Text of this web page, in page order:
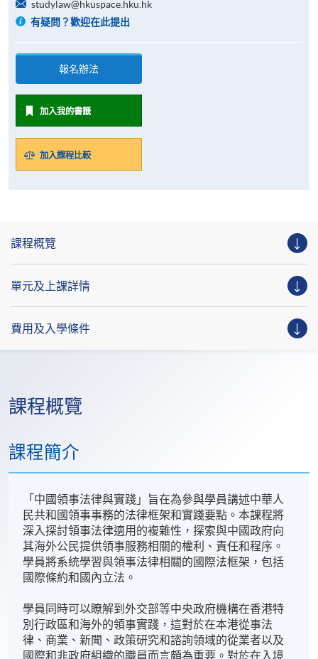
studylaw@hkuspace.hku.hk
有疑問？歡迎在此提出
報名辦法
加入我的書籤
加入課程比較
課程概覽
單元及上課詳情
費用及入學條件
課程概覽
課程簡介
「中國領事法律與實踐」旨在為參與學員講述中華人
民共和國領事事務的法律框架和實踐要點。本課程將
深入探討領事法律適用的複雜性，探索與中國政府向
其海外公民提供領事服務相關的權利、責任和程序。
學員將系統學習與領事法律相關的國際法框架，包括
國際條約和國內立法。
學員同時可以瞭解到外交部等中央政府機構在香港特
別行政區和海外的領事實踐，這對於在本港從事法
律、商業、新聞、政策研究和諮詢領域的從業者以及
國際和非政府組織的職員而言頗為重要。對於在入境